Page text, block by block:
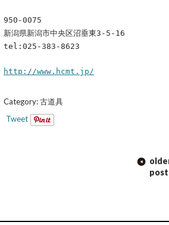
950-0075
新潟県新潟市中央区沼垂東3-5-16
tel:025-383-8623
http://www.hcmt.jp/
Category:古道具
Tweet